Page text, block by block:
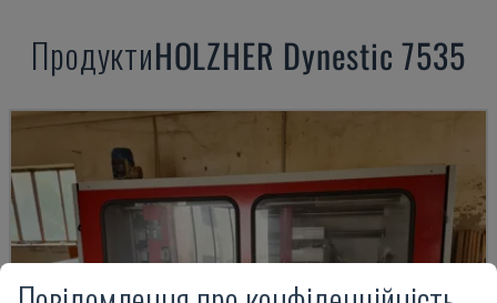
ПродуктиHOLZHER Dynestic 7535